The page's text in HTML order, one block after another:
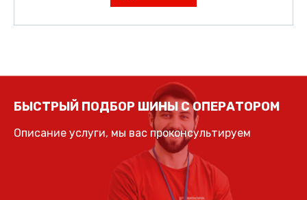
БЫСТРЫЙ ПОДБОР ШИНЫ С ОПЕРАТОРОМ
Описание услуги, мы вас проконсультируем